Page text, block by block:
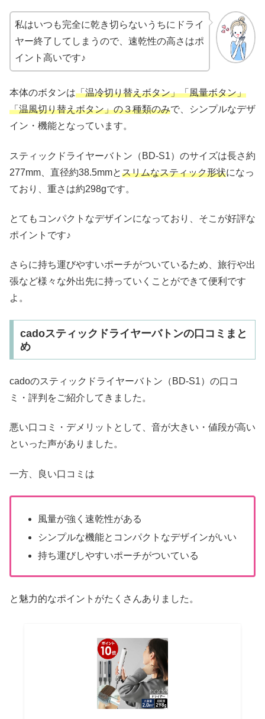
私はいつも完全に乾き切らないうちにドライ
ヤー終了してしまうので、速乾性の高さはポ
イント高いです♪
本体のボタンは「温冷切り替えボタン」「風量ボタン」
「温風切り替えボタン」の３種類のみで、シンプルなデザ
イン・機能となっています。
スティックドライヤーバトン（BD-S1）のサイズは⻑さ約
277mm、直径約38.5mmとスリムなスティック形状になっ
ており、重さは約298gです。
とてもコンパクトなデザインになっており、そこが好評な
ポイントです♪
さらに持ち運びやすいポーチがついているため、旅行や出
張など様々な外出先に持っていくことができて便利です
よ。
cadoスティックドライヤーバトンの口コミまと
め
cadoのスティックドライヤーバトン（BD-S1）の口コ
ミ・評判をご紹介してきました。
悪い口コミ・デメリットとして、音が大きい・値段が高い
といった声がありました。
一方、良い口コミは
風量が強く速乾性がある
シンプルな機能とコンパクトなデザインがいい
持ち運びしやすいポーチがついている
と魅力的なポイントがたくさんありました。